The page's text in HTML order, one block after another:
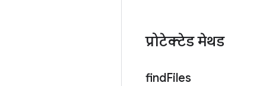
प्रोटेक्टेड मेथड
findFiles